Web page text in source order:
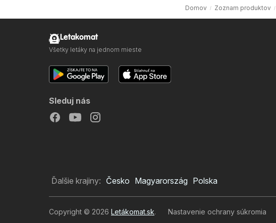
Domov Zoznam produktov
Letakomat
Všetky letáky na jednom mieste
Sleduj nás
Ďalšie krajiny: Česko Magyarország Polska
Copyright © 2026 Letákomat.sk. Nastavenie ochrany súkromia